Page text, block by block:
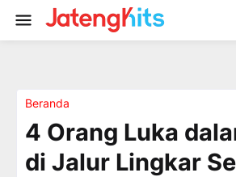
Beranda
4 Orang Luka
di Jalur Lingkar